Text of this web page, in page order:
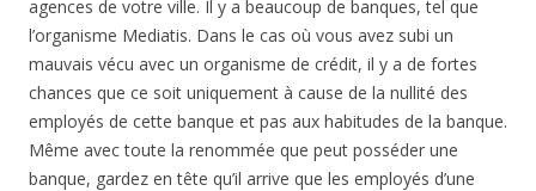
agences de votre ville. Il y a beaucoup de banques, tel que
l’organisme Mediatis. Dans le cas où vous avez subi un
mauvais vécu avec un organisme de crédit, il y a de fortes
chances que ce soit uniquement à cause de la nullité des
employés de cette banque et pas aux habitudes de la banque.
Même avec toute la renommée que peut posséder une
banque, gardez en tête qu’il arrive que les employés d’une